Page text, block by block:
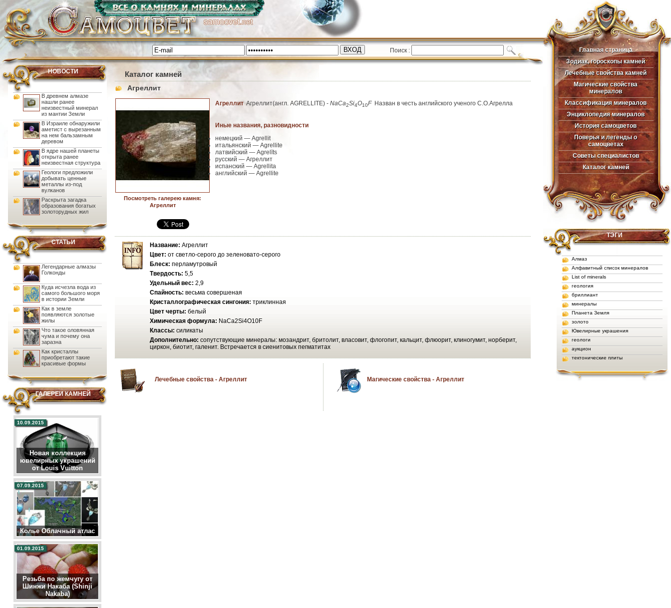
Главная страница
Главная страница
Зодиак, гороскопы камней
Зодиак, гороскопы камней
Лечебные свойства камней
Лечебные свойства камней
Магические свойства
минералов
Магические свойства
минералов
Классификация минералов
Классификация минералов
Энциклопедия минералов
Энциклопедия минералов
История самоцветов
История самоцветов
Поверья и легенды о
самоцветах
Поверья и легенды о
самоцветах
Советы специалистов
Советы специалистов
Каталог камней
Каталог камней
ТЭГИ
Алмаз
Алфавитный список минералов
List of minerals
геология
бриллиант
минералы
Планета Земля
золото
Ювелирные украшения
геологи
аукцион
тектонические плиты
Поиск :
НОВОСТИ
В древнем алмазе
нашли ранее
неизвестный минерал
из мантии Земли
В Израиле обнаружили
аметист с вырезанным
на нем бальзамным
деревом
В ядре нашей планеты
открыта ранее
неизвестная структура
Геологи предложили
добывать ценные
металлы из-под
вулканов
Раскрыта загадка
образования богатых
золоторудных жил
СТАТЬИ
Легендарные алмазы
Голконды
Куда исчезла вода из
самого большого моря
в истории Земли
Как в земле
появляются золотые
жилы
Что такое оловянная
чума и почему она
заразна
Как кристаллы
приобретают такие
красивые формы
ГАЛЕРЕИ КАМНЕЙ
Новая коллекция
ювелирных украшений
от Louis Vuitton
10.09.2015
Колье Облачный атлас
07.09.2015
Резьба по жемчугу от
Шинжи Накаба (Shinji
Nakaba)
01.09.2015
Каталог камней
Агреллит
Посмотреть галерею камня:
Агреллит
Агреллит Агреллит(англ. AGRELLITE) - NaCa2Si4O10F Назван в честь английского ученого С.О.Агрелла
Иные названия, разновидности
немецкий — Agrellit
итальянский — Agrellite
латвийский — Agrelīts
русский — Агреллит
испанский — Agrellita
английский — Agrellite
Название: Агреллит
Цвет: от светло-серого до зеленовато-серого
Блеск: перламутровый
Твердость: 5,5
Удельный вес: 2,9
Спайность: весьма совершеная
Кристаллографическая сингония: триклинная
Цвет черты: белый
Химическая формула: NaCa2Si4O10F
Классы: силикаты
Дополнительно: сопутствующие минералы: мозандрит, бритолит, власовит, флогопит, кальцит, флюорит, клиногумит, норберит,
циркон, биотит, галенит. Встречается в сиенитовых пегматитах
Лечебные свойства - Агреллит Магические свойства - Агреллит